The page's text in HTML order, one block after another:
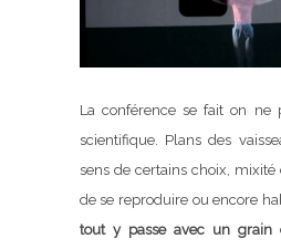
La conférence se fait on ne
scientifique. Plans des
sens de certains choix, mixité
de se reproduire ou encore
tout y passe avec un grain